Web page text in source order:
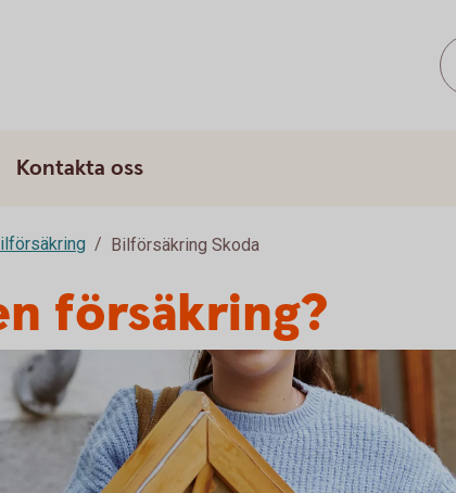
Kontakta oss
Bilförsäkring Skoda
försäkring?